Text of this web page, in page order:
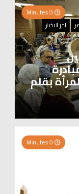
اخر الاخبار
بقلم